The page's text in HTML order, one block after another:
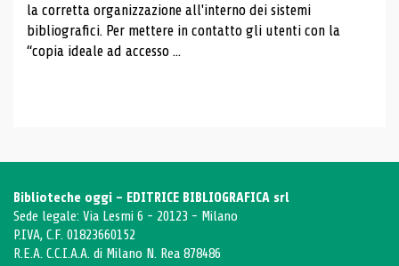
la corretta organizzazione all'interno dei sistemi
bibliografici. Per mettere in contatto gli utenti con la
“copia ideale ad accesso ...
Biblioteche oggi - EDITRICE BIBLIOGRAFICA srl
Sede legale: Via Lesmi 6 - 20123 - Milano
P.IVA, C.F. 01823660152
R.E.A. C.C.I.A.A. di Milano N. Rea 878486